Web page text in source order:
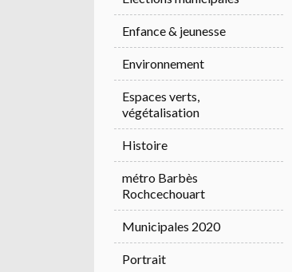
Enfance & jeunesse
Environnement
Espaces verts,
végétalisation
Histoire
métro Barbès
Rochcechouart
Municipales 2020
Portrait